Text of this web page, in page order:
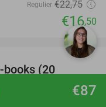
€87
Regulier €22,75
€16,50
100%
favorite_border
books (20